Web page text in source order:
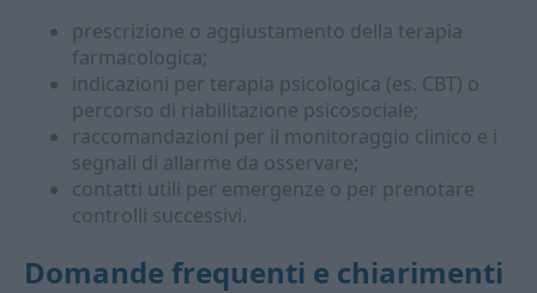
prescrizione o aggiustamento della terapia
farmacologica;
indicazioni per terapia psicologica (es. CBT) o
percorso di riabilitazione psicosociale;
raccomandazioni per il monitoraggio clinico e i
segnali di allarme da osservare;
contatti utili per emergenze o per prenotare
controlli successivi.
Domande frequenti e chiarimenti